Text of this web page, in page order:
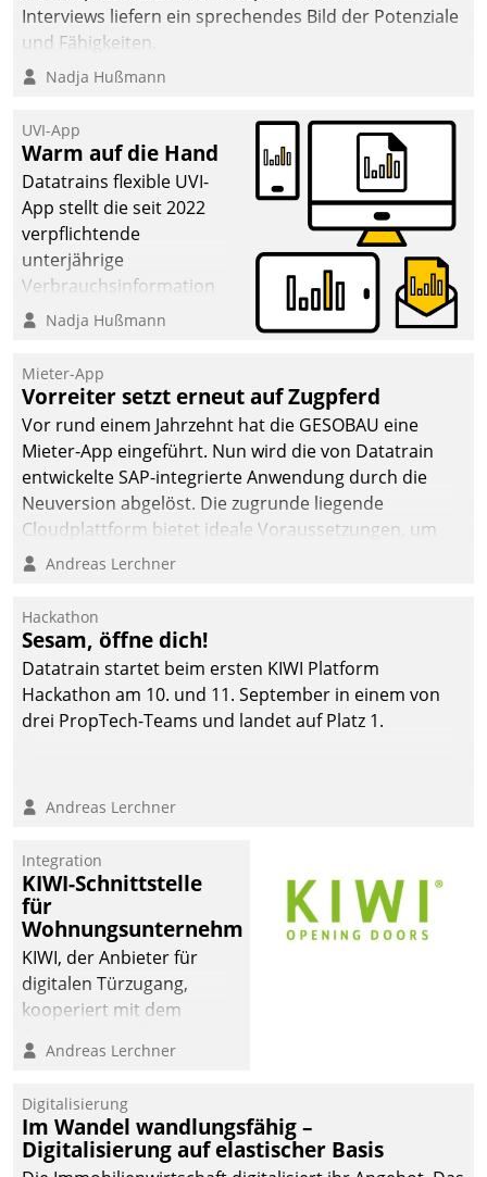
Interviews liefern ein sprechendes Bild der Potenziale
und Fähigkeiten.
Nadja Hußmann
UVI-App
Warm auf die Hand
Datatrains flexible UVI-
App stellt die seit 2022
verpflichtende
unterjährige
Verbrauchsinformation
schnell, zuverlässig und
Die monatlichen
Mitteilungen zum
Heizungs- und
Wasserverbrauch gehen
automatisiert, vollständig
und auf Wunsch über
mehrere zuvor
Kommunikationswege bei
Nadja Hußmann
Mieter-App
Vorreiter setzt erneut auf Zugpferd
Vor rund einem Jahrzehnt hat die GESOBAU eine
Mieter-App eingeführt. Nun wird die von Datatrain
entwickelte SAP-integrierte Anwendung durch die
Neuversion abgelöst. Die zugrunde liegende
Cloudplattform bietet ideale Voraussetzungen, um
die Funktionalität der App zu erweitern und weitere
integrieren.
Andreas Lerchner
Hackathon
Sesam, öffne dich!
Datatrain startet beim ersten KIWI Platform
Hackathon am 10. und 11. September in einem von
drei PropTech-Teams und landet auf Platz 1.
Andreas Lerchner
Integration
KIWI-Schnittstelle
für
Wohnungsunternehmen
KIWI, der Anbieter für
digitalen Türzugang,
kooperiert mit dem
Softwareentwicklungshaus
Andreas Lerchner
Digitalisierung
Im Wandel wandlungsfähig –
Digitalisierung auf elastischer Basis